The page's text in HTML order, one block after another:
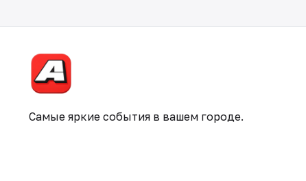
Самые яркие события в вашем городе.